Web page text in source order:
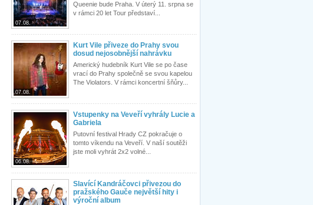
07.08.
Queenie bude Praha. V úterý 11. srpna se
v rámci 20 let Tour představí...
07.08.
Kurt Vile přiveze do Prahy svou
dosud nejosobnější nahrávku
Americký hudebník Kurt Vile se po čase
vrací do Prahy společně se svou kapelou
The Violators. V rámci koncertní šňůry...
06.08.
Vstupenky na Veveří vyhrály Lucie a
Gabriela
Putovní festival Hrady CZ pokračuje o
tomto víkendu na Veveří. V naší soutěži
jste moli vyhrát 2x2 volné...
Slavící Kandráčovci přivezou do
pražského Gauče největší hity i
výroční album